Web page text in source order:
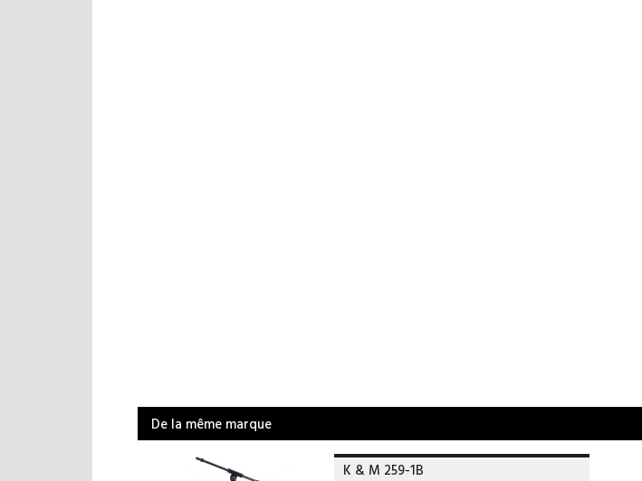
De la même marque
K & M 259-1B